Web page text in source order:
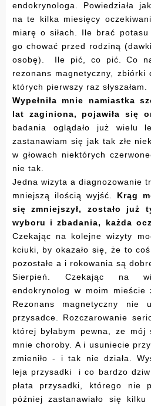
endokrynologa. Powiedziała
na te kilka miesięcy
miarę o siłach. Ile brać
go chować przed rodziną
osobę). Ile pić, co pić. Co
rezonans magnetyczny, zbiórki
których pierwszy raz słyszałam.
Wypełniła mnie namiastka
lat zaginiona, pojawiła się
badania oglądało już wielu
zastanawiam się jak tak złe
w głowach niektórych
nie tak.
Jedna wizyta a diagnozowanie
mniejszą ilością wyjść. Krąg
się zmniejszył, zostało już
wyboru i zbadania, każda
Czekając na kolejne wizyty
kciuki, by okazało się, że to
pozostałe a i rokowania są
Sierpień. Czekając na
endokrynolog w moim
Rezonans magnetyczny nie
przysadce. Rozczarowanie
której byłabym pewna, ze
mnie choroby. A i usuniecie
zmieniło - i tak nie działa.
leja przysadki i co bardzo
płata przysadki, którego nie
później zastanawiało się